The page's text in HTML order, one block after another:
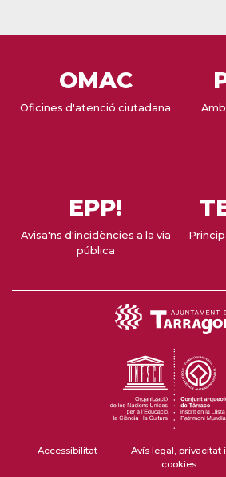
OMAC
Oficines d'atenció ciutadana
EPP!
Avisa'ns d'incidències a la via
pública
Accessibilitat
Avís legal, privacitat i
cookies